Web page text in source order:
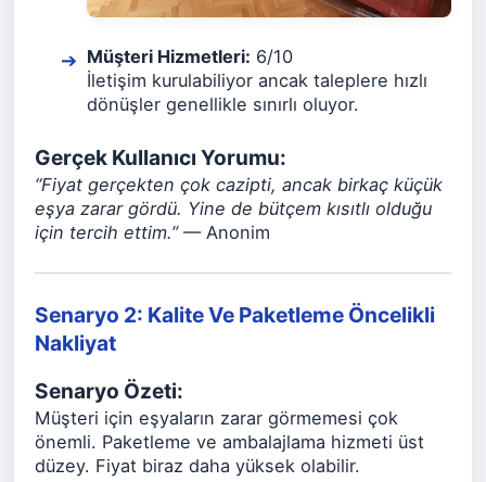
Müşteri Hizmetleri: 6/10
İletişim kurulabiliyor ancak taleplere hızlı
dönüşler genellikle sınırlı oluyor.
Gerçek Kullanıcı Yorumu:
“Fiyat gerçekten çok cazipti, ancak birkaç küçük
eşya zarar gördü. Yine de bütçem kısıtlı olduğu
için tercih ettim.”— Anonim
Senaryo 2: Kalite Ve Paketleme Öncelikli
Nakliyat
Senaryo Özeti:
Müşteri için eşyaların zarar görmemesi çok
önemli. Paketleme ve ambalajlama hizmeti üst
düzey. Fiyat biraz daha yüksek olabilir.